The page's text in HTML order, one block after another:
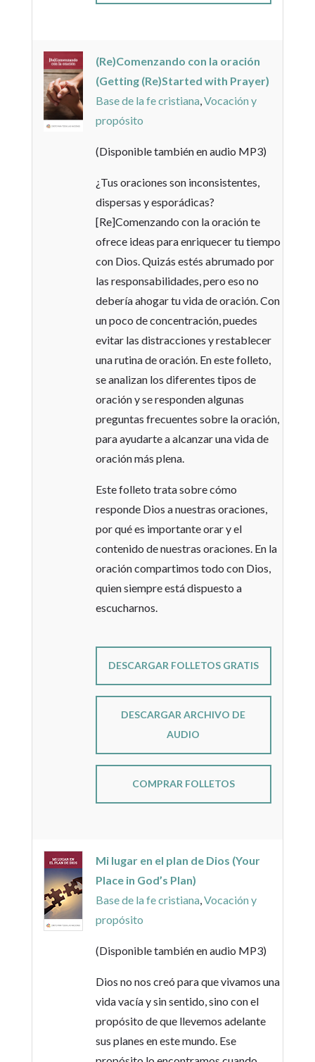
(Re)Comenzando con la oración
(Getting (Re)Started with Prayer)
Base de la fe cristiana,Vocación y
propósito
(Disponible también en audio MP3)
¿Tus oraciones son inconsistentes,
dispersas y esporádicas?
[Re]Comenzando con la oración te
ofrece ideas para enriquecer tu tiempo
con Dios. Quizás estés abrumado por
las responsabilidades, pero eso no
debería ahogar tu vida de oración. Con
un poco de concentración, puedes
evitar las distracciones y restablecer
una rutina de oración. En este folleto,
se analizan los diferentes tipos de
oración y se responden algunas
preguntas frecuentes sobre la oración,
para ayudarte a alcanzar una vida de
oración más plena.
Este folleto trata sobre cómo
responde Dios a nuestras oraciones,
por qué es importante orar y el
contenido de nuestras oraciones. En la
oración compartimos todo con Dios,
quien siempre está dispuesto a
escucharnos.
DESCARGAR FOLLETOS GRATIS
DESCARGAR ARCHIVO DE
AUDIO
COMPRAR FOLLETOS
Mi lugar en el plan de Dios (Your
Place in God’s Plan)
Base de la fe cristiana,Vocación y
propósito
(Disponible también en audio MP3)
Dios no nos creó para que vivamos una
vida vacía y sin sentido, sino con el
propósito de que llevemos adelante
sus planes en este mundo. Ese